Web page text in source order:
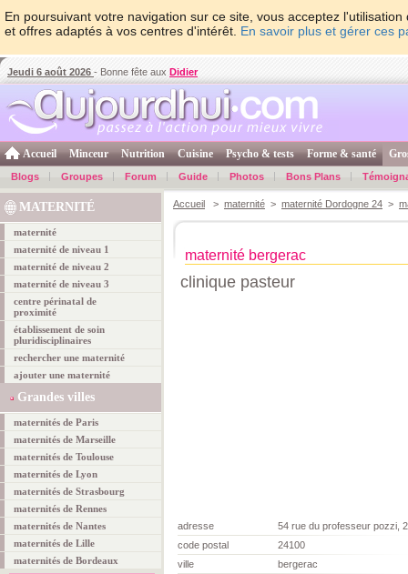
En poursuivant votre navigation sur ce site, vous acceptez
et offres adaptés à vos centres d'intérêt. En savoir plus et gérer ces
Jeudi 6 août 2026 - Bonne fête aux Didier
Accueil Minceur Nutrition Cuisine Psycho & tests Forme & santé
Blogs Groupes Forum Guide Photos Bons Plans
MATERNITÉ
maternité
maternité de niveau 1
maternité de niveau 2
maternité de niveau 3
centre périnatal de
proximité
établissement de soin
pluridisciplinaires
rechercher une maternité
ajouter une maternité
Grandes villes
maternités de Paris
maternités de Marseille
maternités de Toulouse
maternités de Lyon
maternités de Strasbourg
maternités de Rennes
maternités de Nantes
maternités de Lille
maternités de Bordeaux
Accueil > maternité > maternité Dordogne 24 >
maternité bergerac
clinique pasteur
adresse
54 rue du professeur pozzi,
code postal
24100
ville
bergerac